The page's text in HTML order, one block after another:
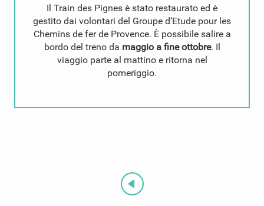
Il Train des Pignes è stato restaurato ed è
gestito dai volontari del Groupe d’Etude pour les
Chemins de fer de Provence. È possibile salire a
bordo del treno da maggio a fine ottobre. Il
viaggio parte al mattino e ritorna nel
pomeriggio.